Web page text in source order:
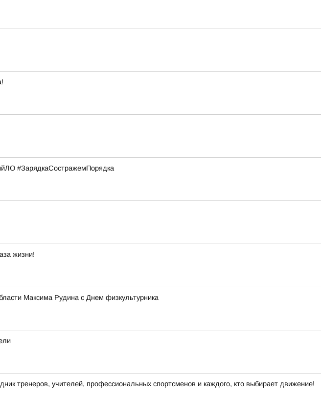
#ЗарядкаСостражемПорядка
жизни!
Максима Рудина с Днем физкультурника
тренеров, учителей, профессиональных спортсменов и каждого, кто выбирает движение!